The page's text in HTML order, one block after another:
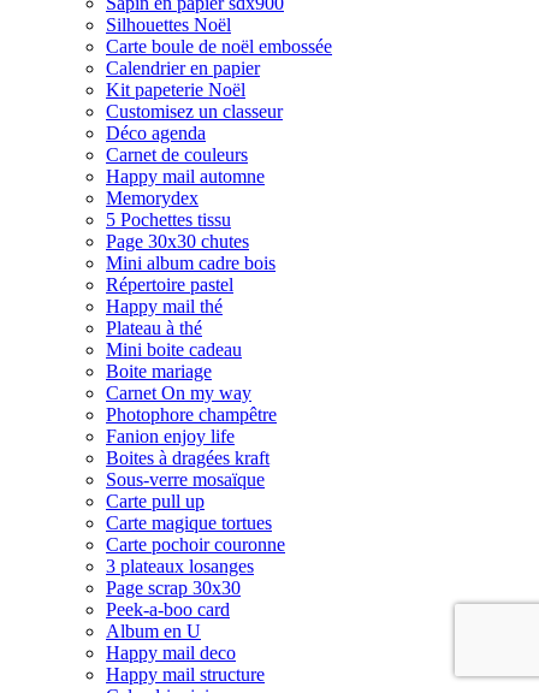
Silhouettes Noël
Carte boule de noël embossée
Calendrier en papier
Kit papeterie Noël
Customisez un classeur
Déco agenda
Carnet de couleurs
Happy mail automne
Memorydex
5 Pochettes tissu
Page 30x30 chutes
Mini album cadre bois
Répertoire pastel
Happy mail thé
Plateau à thé
Mini boite cadeau
Boite mariage
Carnet On my way
Photophore champêtre
Fanion enjoy life
Boites à dragées kraft
Sous-verre mosaïque
Carte pull up
Carte magique tortues
Carte pochoir couronne
3 plateaux losanges
Page scrap 30x30
Peek-a-boo card
Album en U
Happy mail deco
Happy mail structure